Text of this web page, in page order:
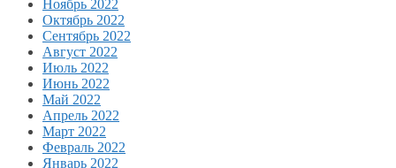
Ноябрь 2022
Октябрь 2022
Сентябрь 2022
Август 2022
Июль 2022
Июнь 2022
Май 2022
Апрель 2022
Март 2022
Февраль 2022
Январь 2022